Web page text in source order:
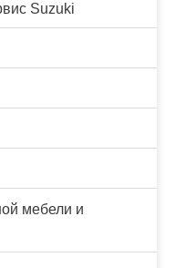
Suzuki
мебели и